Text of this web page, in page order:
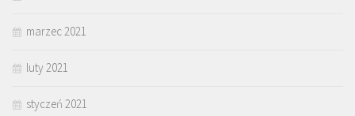
marzec 2021
luty 2021
styczeń 2021